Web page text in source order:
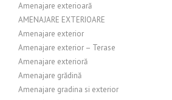
Amenajare exterioară
AMENAJARE EXTERIOARE
Amenajare exterior
Amenajare exterior – Terase
Amenajare exterioră
Amenajare grădină
Amenajare gradina si exterior